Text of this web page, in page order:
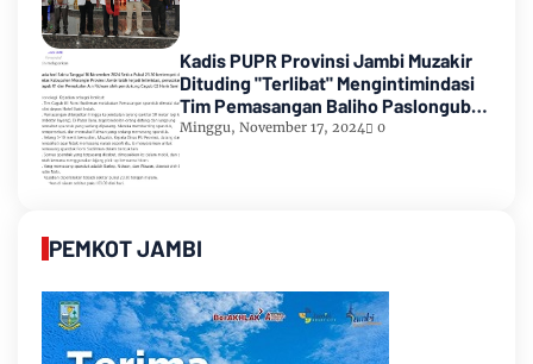
Kadis PUPR Provinsi Jambi Muzakir
Dituding "Terlibat" Mengintimindasi
Tim Pemasangan Baliho Paslongub
Romi-Sudirman
Minggu, November 17, 2024 0
PEMKOT JAMBI